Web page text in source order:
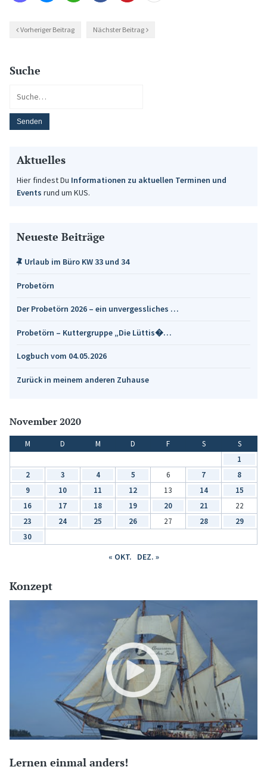
Vorheriger Beitrag Nächster Beitrag
Suche
Aktuelles
Hier findest Du Informationen zu aktuellen Terminen und
Events rund um KUS.
Neueste Beiträge
Urlaub im Büro KW 33 und 34
Probetörn
Der Probetörn 2026 – ein unvergessliches …
Probetörn – Kuttergruppe „Die Lüttis�…
Logbuch vom 04.05.2026
Zurück in meinem anderen Zuhause
November 2020
M D M D F S
S
1
2
3 4 5 6 7
8
9
10 11 12 13 14
15
16
17 18 19 20 21
22
23
24 25 26 27 28
29
30
« OKT. DEZ. »
Konzept
Lernen einmal anders!